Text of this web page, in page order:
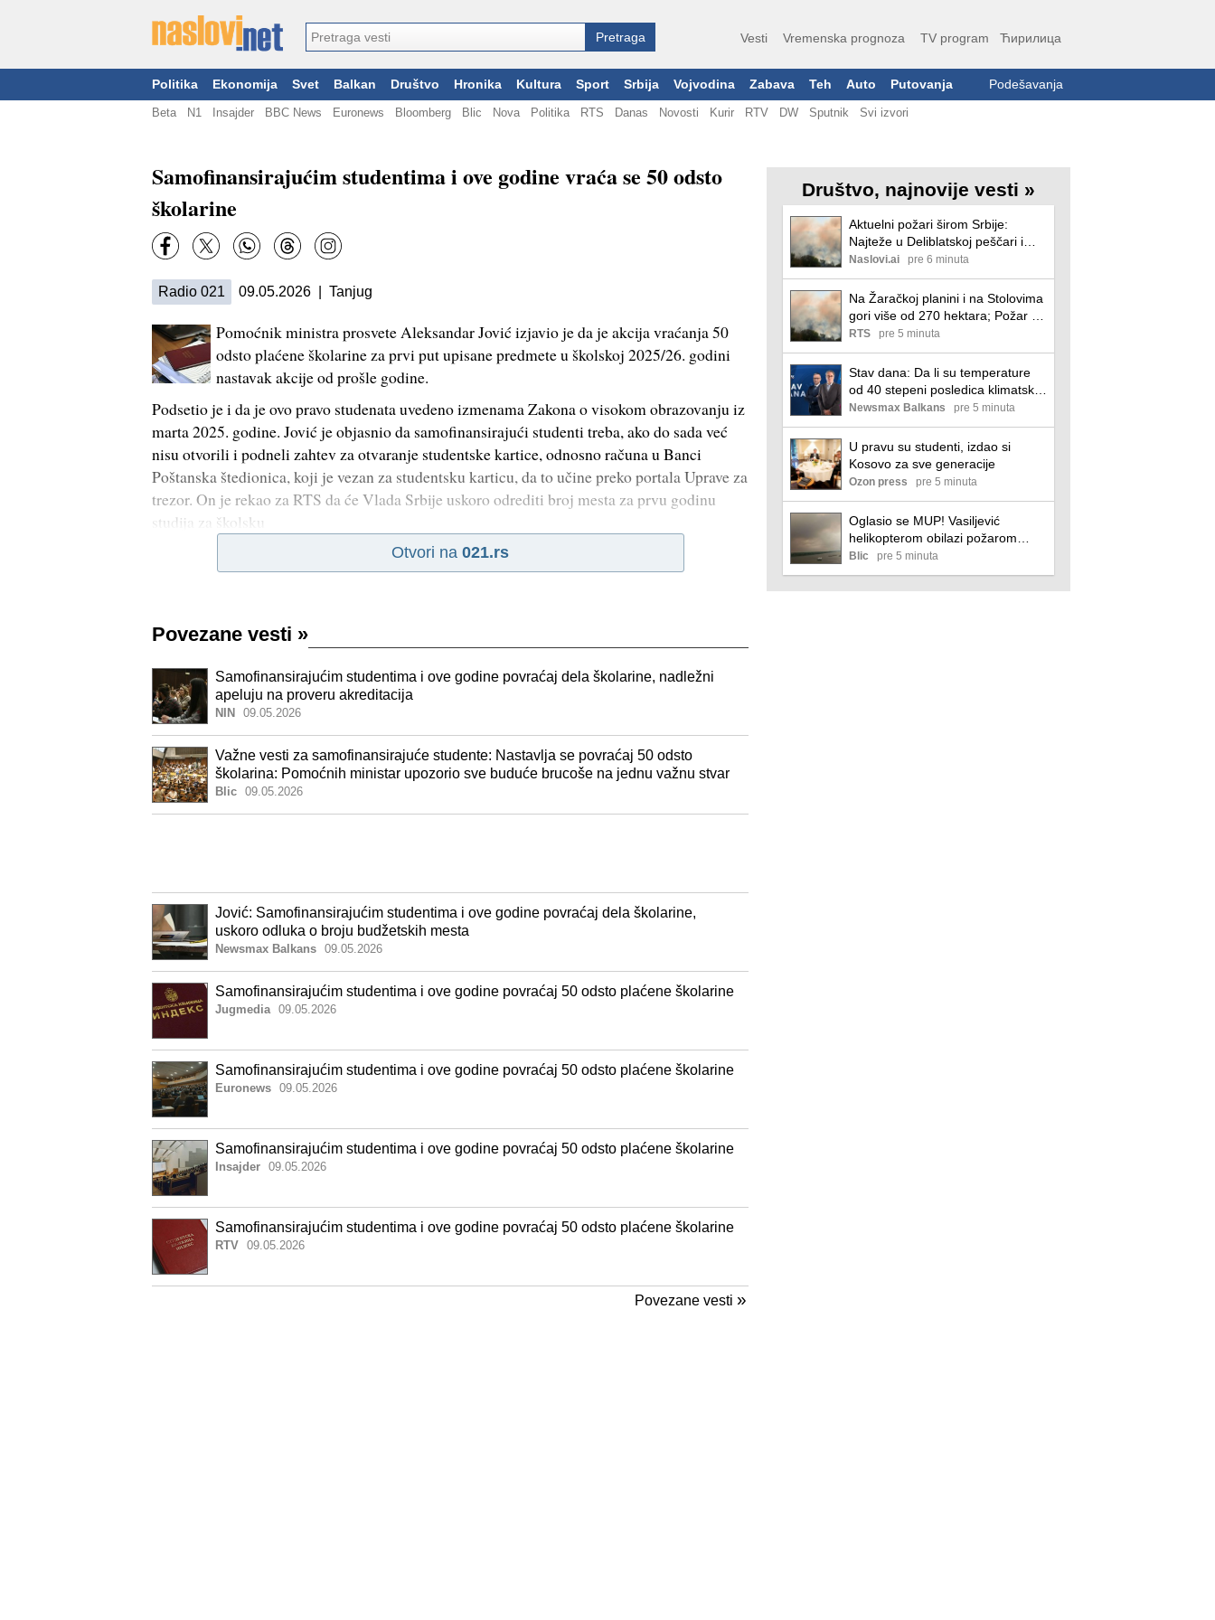
Vesti Vremenska prognoza TV program Ћирилица
Politika Ekonomija Svet Balkan Društvo Hronika Kultura Sport Srbija Vojvodina Zabava Teh Auto Putovanja Podešavanja
Beta N1 Insajder BBC News Euronews Bloomberg Blic Nova Politika RTS Danas Novosti Kurir RTV DW Sputnik Svi izvori
Samofinansirajućim studentima i ove godine vraća se 50 odsto
školarine
Radio 021 09.05.2026 | Tanjug
Pomoćnik ministra prosvete Aleksandar Jović izjavio je da je akcija vraćanja 50
odsto plaćene školarine za prvi put upisane predmete u školskoj 2025/26. godini
nastavak akcije od prošle godine.
Podsetio je i da je ovo pravo studenata uvedeno izmenama Zakona o visokom obrazovanju iz
marta 2025. godine. Jović je objasnio da samofinansirajući studenti treba, ako do sada već
nisu otvorili i podneli zahtev za otvaranje studentske kartice, odnosno računa u Banci
Poštanska štedionica, koji je vezan za studentsku karticu, da to učine preko portala Uprave za
trezor. On je rekao za RTS da će Vlada Srbije uskoro odrediti broj mesta za prvu godinu
studija za školsku
Otvori na 021.rs
Povezane vesti »
Samofinansirajućim studentima i ove godine povraćaj dela školarine, nadležni
apeluju na proveru akreditacija
NIN 09.05.2026
Važne vesti za samofinansirajuće studente: Nastavlja se povraćaj 50 odsto
školarina: Pomoćnih ministar upozorio sve buduće brucoše na jednu važnu stvar
Blic 09.05.2026
Jović: Samofinansirajućim studentima i ove godine povraćaj dela školarine,
uskoro odluka o broju budžetskih mesta
Newsmax Balkans 09.05.2026
Samofinansirajućim studentima i ove godine povraćaj 50 odsto plaćene školarine
Jugmedia 09.05.2026
Samofinansirajućim studentima i ove godine povraćaj 50 odsto plaćene školarine
Euronews 09.05.2026
Samofinansirajućim studentima i ove godine povraćaj 50 odsto plaćene školarine
Insajder 09.05.2026
Samofinansirajućim studentima i ove godine povraćaj 50 odsto plaćene školarine
RTV 09.05.2026
Povezane vesti »
Društvo, najnovije vesti »
Aktuelni požari širom Srbije:
Najteže u Deliblatskoj peščari i
Ibarskoj klisuri
Naslovi.ai pre 6 minuta
Na Žaračkoj planini i na Stolovima
gori više od 270 hektara; Požar u
Deliblatskoj peščari se ponovo
razbuktao
RTS pre 5 minuta
Stav dana: Da li su temperature
od 40 stepeni posledica klimatskih
promena ili prirodnog ciklusa
Newsmax Balkans pre 5 minuta
U pravu su studenti, izdao si
Kosovo za sve generacije
Ozon press pre 5 minuta
Oglasio se MUP! Vasiljević
helikopterom obilazi požarom
zahvaćenu Deliblatsku peščaru:
Policija ne odustaje, minuti su
presudni
Blic pre 5 minuta